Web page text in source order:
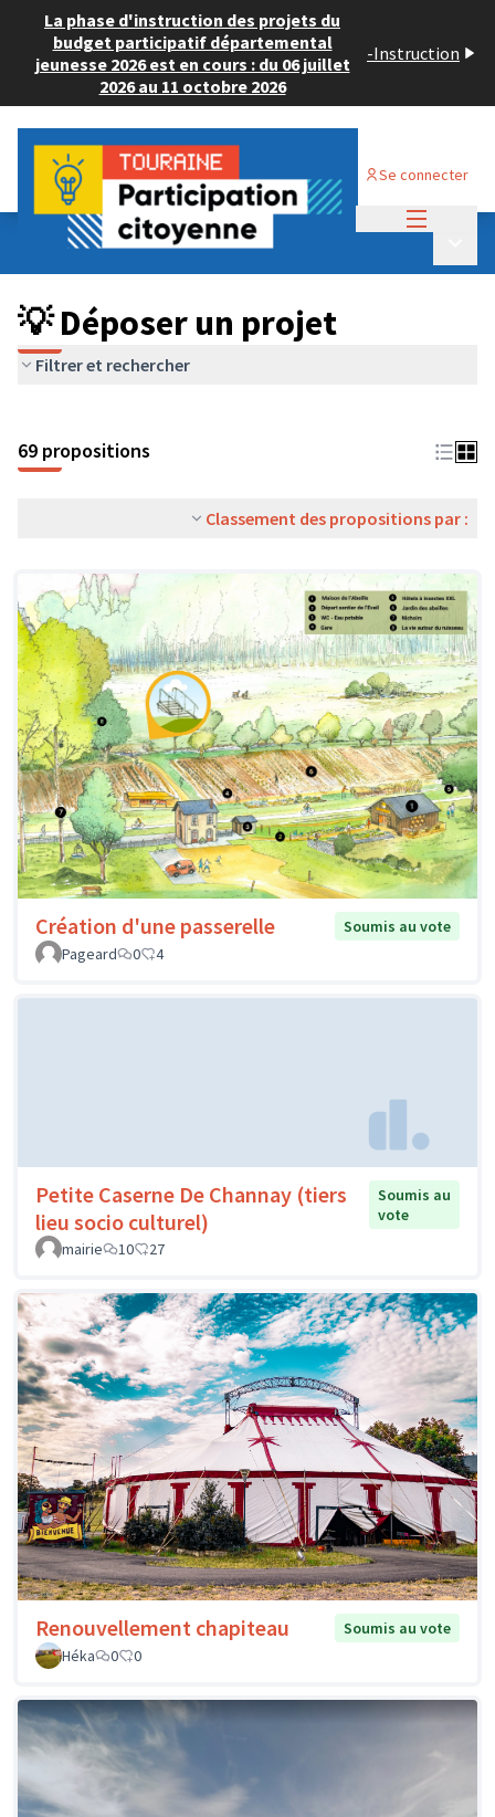
La phase d'instruction des projets du
budget participatif départemental
jeunesse 2026 est en cours : du 06 juillet
2026 au 11 octobre 2026
-Instruction
Se connecter
Budget Participatif ADULTE 2024
💡 Déposer un projet
💡 Déposer un projet
Filtrer et rechercher
69 propositions
Classement des propositions par :
Création d'une passerelle
Soumis au vote
Pageard
0 4
Petite Caserne De Channay (tiers
lieu socio culturel)
Soumis au
vote
mairie
10 27
Renouvellement chapiteau
Soumis au vote
Héka
0 0